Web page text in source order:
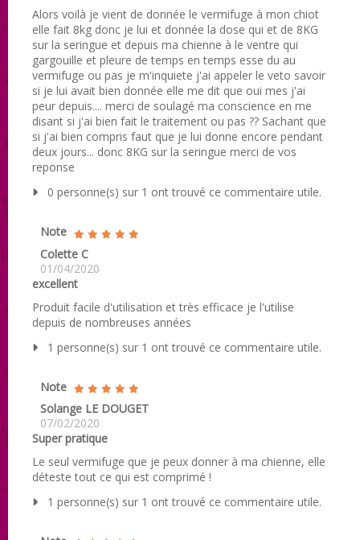
Alors voilà je vient de donnée le vermifuge à mon chiot
elle fait 8kg donc je lui et donnée la dose qui et de 8KG
sur la seringue et depuis ma chienne à le ventre qui
gargouille et pleure de temps en temps esse du au
vermifuge ou pas je m'inquiete j'ai appeler le veto savoir
si je lui avait bien donnée elle me dit que oui mes j'ai
peur depuis.... merci de soulagé ma conscience en me
disant si j'ai bien fait le traitement ou pas ?? Sachant que
si j'ai bien compris faut que je lui donne encore pendant
deux jours... donc 8KG sur la seringue merci de vos
reponse
0 personne(s) sur 1 ont trouvé ce commentaire utile.
Note
Colette C
01/04/2020
excellent
Produit facile d'utilisation et très efficace je l'utilise
depuis de nombreuses années
1 personne(s) sur 1 ont trouvé ce commentaire utile.
Note
Solange LE DOUGET
07/02/2020
Super pratique
Le seul vermifuge que je peux donner à ma chienne, elle
déteste tout ce qui est comprimé !
1 personne(s) sur 1 ont trouvé ce commentaire utile.